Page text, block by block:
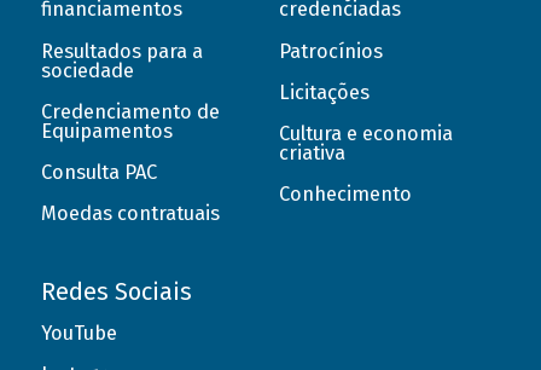
financiamentos
Resultados para a
sociedade
Credenciamento de
Equipamentos
Consulta PAC
Moedas contratuais
credenciadas
Patrocínios
Licitações
Cultura e economia
criativa
Conhecimento
Redes Sociais
YouTube